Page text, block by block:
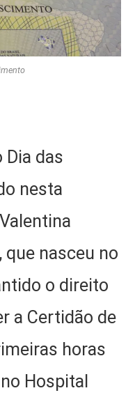
Dia das
nesta
que nasceu no
o direito
a Certidão de
horas
Hospital